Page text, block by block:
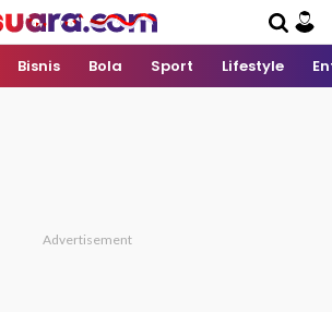
Bisnis Bola Sport Lifestyle